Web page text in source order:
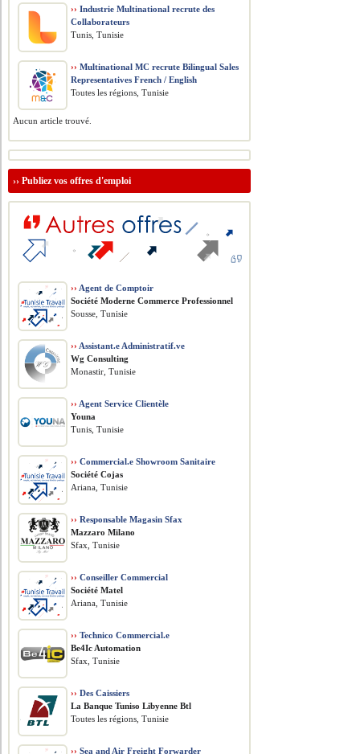
›› Industrie Multinational recrute des
Collaborateurs
Tunis, Tunisie
›› Multinational MC recrute Bilingual Sales
Representatives French / English
Toutes les régions, Tunisie
Aucun article trouvé.
››Publiez vos offres d'emploi
›› Agent de Comptoir
Société Moderne Commerce Professionnel
Sousse, Tunisie
›› Assistant.e Administratif.ve
Wg Consulting
Monastir, Tunisie
›› Agent Service Clientèle
Youna
Tunis, Tunisie
›› Commercial.e Showroom Sanitaire
Société Cojas
Ariana, Tunisie
›› Responsable Magasin Sfax
Mazzaro Milano
Sfax, Tunisie
›› Conseiller Commercial
Société Matel
Ariana, Tunisie
›› Technico Commercial.e
Be4Ic Automation
Sfax, Tunisie
›› Des Caissiers
La Banque Tuniso Libyenne Btl
Toutes les régions, Tunisie
›› Sea and Air Freight Forwarder